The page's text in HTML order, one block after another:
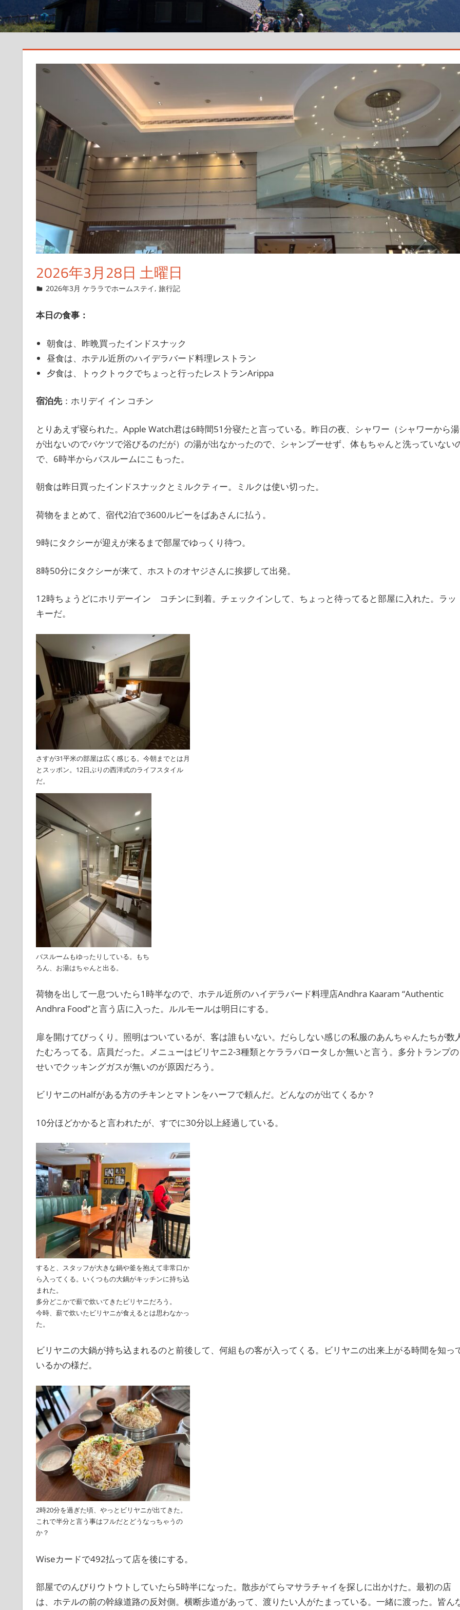
2026年3月28日 土曜日
2026年3月16日
管理者
2026年3月 ケララでホームステイ,旅行記
本日の食事：
朝食は、昨晩買ったインドスナック
昼食は、ホテル近所のハイデラバード料理レストラン
夕食は、トゥクトゥクでちょっと行ったレストランArippa
宿泊先：ホリデイ イン コチン
とりあえず寝られた。Apple Watch君は6時間51分寝たと言っている。昨日の夜、シャワー（シャワーから湯
が出ないのでバケツで浴びるのだが）の湯が出なかったので、シャンプーせず、体もちゃんと洗っていない
で、6時半からバスルームにこもった。
朝食は昨日買ったインドスナックとミルクティー。ミルクは使い切った。
荷物をまとめて、宿代2泊で3600ルピーをばあさんに払う。
9時にタクシーが迎えが来るまで部屋でゆっくり待つ。
8時50分にタクシーが来て、ホストのオヤジさんに挨拶して出発。
12時ちょうどにホリデーイン コチンに到着。チェックインして、ちょっと待ってると部屋に入れた。ラッ
キーだ。
さすが31平米の部屋は広く感じる。今朝までとは月
とスッポン。12日ぶりの西洋式のライフスタイル
だ。
バスルームもゆったりしている。もち
ろん、お湯はちゃんと出る。
荷物を出して一息ついたら1時半なので、ホテル近所のハイデラバード料理店Andhra Kaaram “Authentic
Andhra Food”と言う店に入った。ルルモールは明日にする。
扉を開けてびっくり。照明はついているが、客は誰もいない。だらしない感じの私服のあんちゃんたちが数
たむろってる。店員だった。メニューはビリヤニ2-3種類とケララパロータしか無いと言う。多分トランプの
せいでクッキングガスが無いのが原因だろう。
ビリヤニのHalfがある方のチキンとマトンをハーフで頼んだ。どんなのが出てくるか？
10分ほどかかると言われたが、すでに30分以上経過している。
すると、スタッフが大きな鍋や釜を抱えて非常口か
ら入ってくる。いくつもの大鍋がキッチンに持ち込
まれた。
多分どこかで薪で炊いてきたビリヤニだろう。
今時、薪で炊いたビリヤニが食えるとは思わなかっ
た。
ビリヤニの大鍋が持ち込まれるのと前後して、何組もの客が入ってくる。ビリヤニの出来上がる時間を知っ
いるかの様だ。
2時20分を過ぎた頃、やっとビリヤニが出てきた。
これで半分と言う事はフルだとどうなっちゃうの
か？
Wiseカードで492払って店を後にする。
部屋でのんびりウトウトしていたら5時半になった。散歩がてらマサラチャイを探しに出かけた。最初の店
は、ホテルの前の幹線道路の反対側。横断歩道があって、渡りたい人がたまっている。一緒に渡った。皆ん